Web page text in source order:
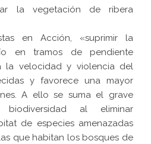
la vegetación de ribera
en Acción, «suprimir la
en tramos de pendiente
la velocidad y violencia del
y favorece una mayor
A ello se suma el grave
al eliminar
de especies amenazadas
que habitan los bosques de